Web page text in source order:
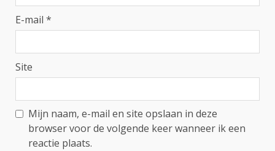
E-mail *
Site
Mijn naam, e-mail en site opslaan in deze
browser voor de volgende keer wanneer ik een
reactie plaats.